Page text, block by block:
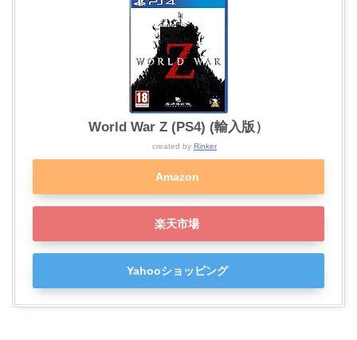
World War Z (PS4) (輸入版）
created by Rinker
Amazon
楽天市場
Yahooショッピング